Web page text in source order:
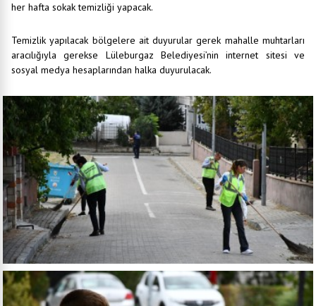
her hafta sokak temizliği yapacak.
Temizlik yapılacak bölgelere ait duyurular gerek mahalle muhtarları
aracılığıyla gerekse Lüleburgaz Belediyesi’nin internet sitesi ve
sosyal medya hesaplarından halka duyurulacak.